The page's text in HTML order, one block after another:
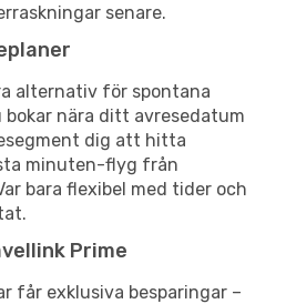
senare.
alternativ för spontana
bokar nära ditt avresedatum
dig att hitta
minuten-flyg från
bara flexibel med tider och
Prime
får exklusiva besparingar –